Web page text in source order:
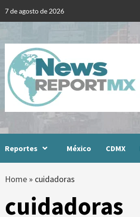
7 de agosto de 2026
Reportes México CDMX
Home » cuidadoras
cuidadoras